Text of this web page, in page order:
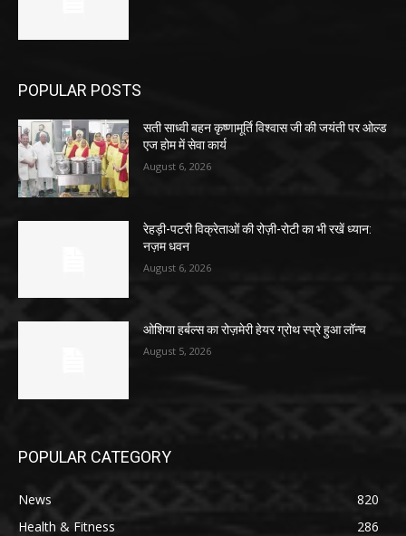
POPULAR POSTS
सती साध्वी बहन कृष्णामूर्ति विश्वास जी की जयंती पर ओल्ड
एज होम में सेवा कार्य
August 6, 2026
रेहड़ी-पटरी विक्रेताओं की रोज़ी-रोटी का भी रखें ध्यान:
नज़म धवन
August 6, 2026
ओशिया हर्बल्स का रोज़मेरी हेयर ग्रोथ स्प्रे हुआ लॉन्च
August 5, 2026
POPULAR CATEGORY
News
820
Health & Fitness
286